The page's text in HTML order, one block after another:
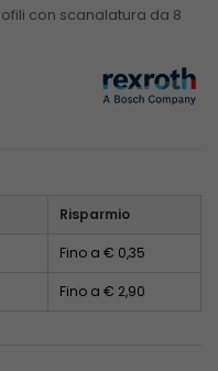
con scanalatura da 8
Risparmio
Fino a € 0,35
Fino a € 2,90